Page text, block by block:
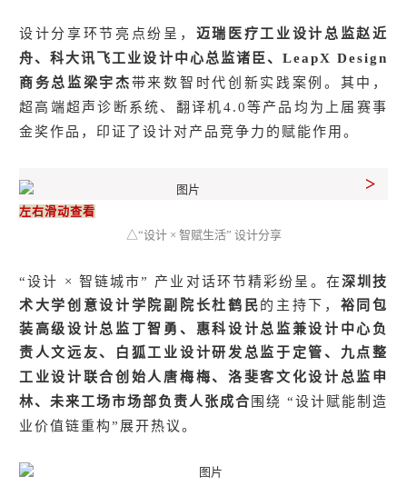
设计分享环节亮点纷呈， 迈瑞医疗工业设计总监赵近
舟、科大讯飞工业设计中心总监诸臣、LeapX Design
商务总监梁宇杰带来数智时代创新实践案例。 其中，
超高端超声诊断系统、翻译机4.0等产品均为上届赛事
金奖作品，印证了设计对产品竞争力的赋能作用。
>
左右滑动查看
△“设计 × 智赋生活” 设计分享
“设计 × 智链城市” 产业对话环节精彩纷呈。在深圳技
术大学创意设计学院副院长杜鹤民的主持下， 裕同包
装高级设计总监丁智勇、惠科设计总监兼设计中心负
责人文远友、白狐工业设计研发总监于定管、九点整
工业设计联合创始人唐梅梅、洛斐客文化设计总监申
林、未来工场市场部负责人张成合 围绕 “设计赋能制造
业价值链重构”展开热议。